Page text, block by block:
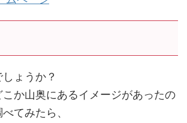
ょうか？
か山奥にあるイメージがあったの
てみたら、